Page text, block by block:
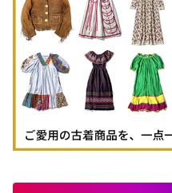
古着パーカー
古着タンクトップ